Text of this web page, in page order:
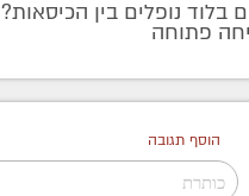
בלוד נופלים בין הכיסאות?
פתוחה
הוסף תגובה